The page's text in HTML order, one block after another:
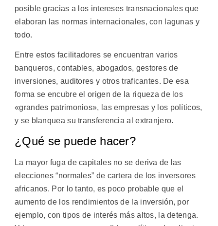
posible gracias a los intereses transnacionales que
elaboran las normas internacionales, con lagunas y
todo.
Entre estos facilitadores se encuentran varios
banqueros, contables, abogados, gestores de
inversiones, auditores y otros traficantes. De esa
forma se encubre el origen de la riqueza de los
«grandes patrimonios», las empresas y los políticos,
y se blanquea su transferencia al extranjero.
¿Qué se puede hacer?
La mayor fuga de capitales no se deriva de las
elecciones “normales” de cartera de los inversores
africanos. Por lo tanto, es poco probable que el
aumento de los rendimientos de la inversión, por
ejemplo, con tipos de interés más altos, la detenga.